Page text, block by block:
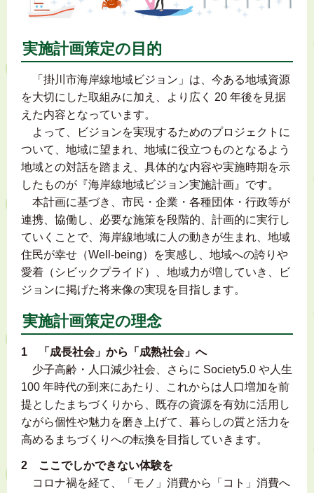
実施計画策定の目的
「掛川市海岸線地域ビジョン」は、今ある地域資源
を大切にした取組みに加え、より広く 20 年後を見据
えた内容となっています。
よって、ビジョンを実現するためのプロジェクトに
ついて、地域に望まれ、地域に役立つものとなるよう
地域との対話を踏まえ、具体的な内容や実施時期を示
したものが『海岸線地域ビジョン実施計画』です。
本計画に基づき、市民・企業・各種団体・行政等が
連携、協働し、必要な施策を段階的、計画的に実行し
ていくことで、海岸線地域に人の動きが生まれ、地域
住民が幸せ（Well-being）を実感し、地域への誇りや
愛着（シビックプライド）、地域力が増していき、ビ
ジョンに掲げた将来像の実現を目指します。
実施計画策定の理念
1 「成長社会」から「成熟社会」へ
少子高齢・人口減少社会、さらに Society5.0 や人生
100 年時代の到来にあたり、これからは人口増加を前
提としたまちづくりから、既存の資源を有効に活用し
ながら個性や魅力を磨き上げて、暮らしの質と活力を
高めるまちづくりへの転換を目指していきます。
2 ここでしかできない体験を
コロナ禍を経て、「モノ」消費から「コト」消費へ